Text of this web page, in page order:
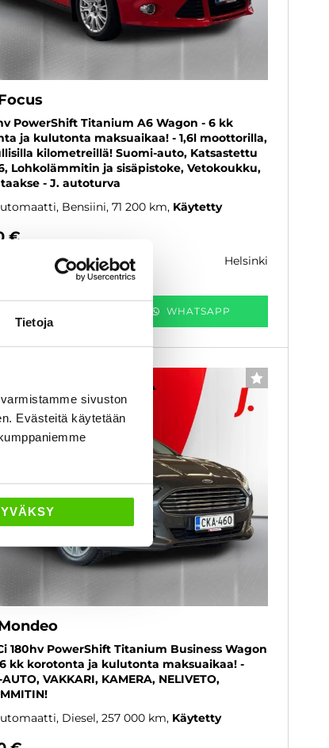
Tietoja
sivuston
Evästeitä käytetään
hv PowerShift Titanium A6 Wagon - 6 kk
ja kulutonta maksuaikaa! - 1,6l moottorilla,
kilometreillä! Suomi-auto, Katsastettu
Lohkolämmitin ja sisäpistoke, Vetokoukku,
- J. autoturva
Bensiini, 71 200 km Käytetty
€
€ / kk
helsinki
WHATSAPP
SUOSIKKI
180hv PowerShift Titanium Business Wagon
kk korotonta ja kulutonta maksuaikaa! -
VAKKARI, KAMERA, NELIVETO,
Diesel, 257 000 km Käytetty